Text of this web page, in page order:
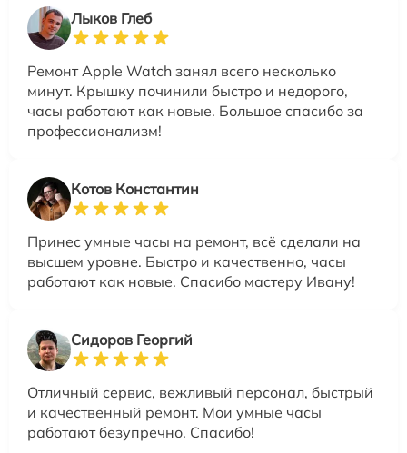
Лыков Глеб
Ремонт Apple Watch занял всего несколько
минут. Крышку починили быстро и недорого,
часы работают как новые. Большое спасибо за
профессионализм!
Котов Константин
Принес умные часы на ремонт, всё сделали на
высшем уровне. Быстро и качественно, часы
работают как новые. Спасибо мастеру Ивану!
Сидоров Георгий
Отличный сервис, вежливый персонал, быстрый
и качественный ремонт. Мои умные часы
работают безупречно. Спасибо!